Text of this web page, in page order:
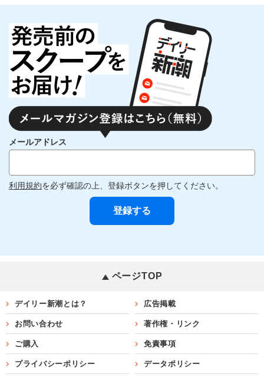
メールアドレス
利用規約を必ず確認の上、登録ボタンを押してください。
ページTOP
デイリー新潮とは？ 広告掲載
お問い合わせ 著作権・リンク
ご購入 免責事項
プライバシーポリシー データポリシー